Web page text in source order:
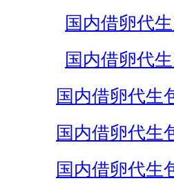
国内借卵代
国内借卵代
国内借卵代生
国内借卵代生
国内借卵代生